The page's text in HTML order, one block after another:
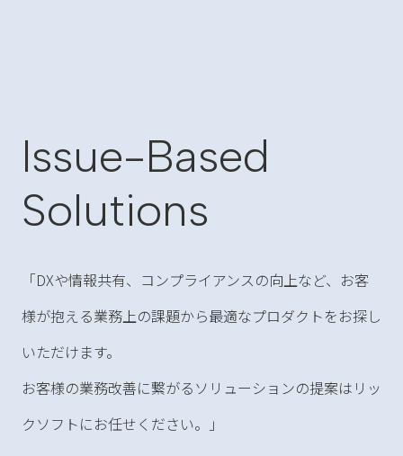
Issue-Based
Solutions
「DXや情報共有、コンプライアンスの向上など、お客
様が抱える業務上の課題から最適なプロダクトをお探し
いただけます。
お客様の業務改善に繋がるソリューションの提案はリッ
クソフトにお任せください。」